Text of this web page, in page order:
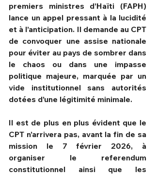
HPN Live
premiers ministres d’Haïti (FAPH)
lance un appel pressant à la lucidité
et à l’anticipation. Il demande au CPT
de convoquer une assise nationale
pour éviter au pays de sombrer dans
le chaos ou dans une impasse
politique majeure, marquée par un
vide institutionnel sans autorités
dotées d’une légitimité minimale.
Il est de plus en plus évident que le
CPT n’arrivera pas, avant la fin de sa
mission le 7 février 2026, à
organiser le referendum
constitutionnel ainsi que les